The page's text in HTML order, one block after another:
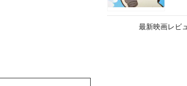
最新映画レビ